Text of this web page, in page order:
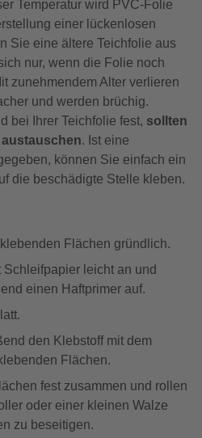
Temperatur wird PVC-Folie
einer lückenlosen
Sie eine ältere Teichfolie aus
nur, wenn die Folie noch
zunehmendem Alter verlieren
und werden brüchig.
bei Ihrer Teichfolie fest, sollten
. Ist eine
können Sie einfach ein
die beschädigte Stelle kleben.
Flächen gründlich.
leicht an und
einen Haftprimer auf.
den Klebstoff mit dem
Flächen.
fest zusammen und rollen
oder einer kleinen Walze
zu beseitigen.